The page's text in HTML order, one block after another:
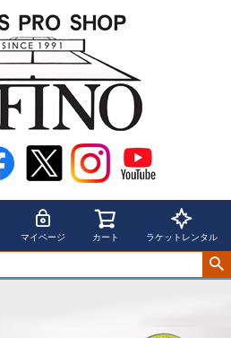
マイページ カート ラケットレンタル